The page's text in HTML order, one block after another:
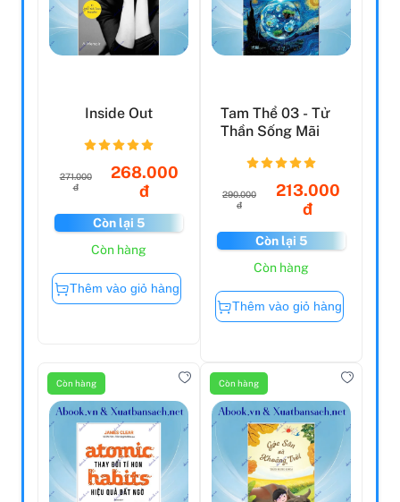
Inside Out
271.000
đ
268.000
đ
Còn lại 5
Còn hàng
Thêm vào giỏ hàng
Tam Thể 03 - Tử
Thần Sống Mãi
290.000
đ
213.000
đ
Còn lại 5
Còn hàng
Thêm vào giỏ hàng
Còn hàng Còn hàng